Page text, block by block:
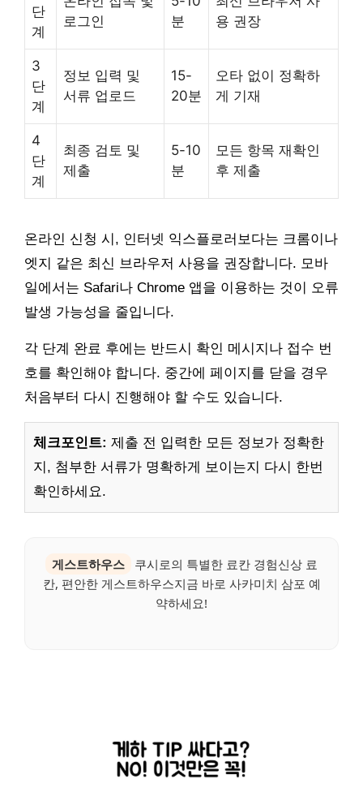
단
계
로그인
분
용 권장
3
단
계
정보 입력 및
서류 업로드
15-
20분
오타 없이 정확하
게 기재
4
단
계
최종 검토 및
제출
5-10
분
모든 항목 재확인
후 제출
온라인 신청 시, 인터넷 익스플로러보다는 크롬이나
엣지 같은 최신 브라우저 사용을 권장합니다. 모바
일에서는 Safari나 Chrome 앱을 이용하는 것이 오류
발생 가능성을 줄입니다.
각 단계 완료 후에는 반드시 확인 메시지나 접수 번
호를 확인해야 합니다. 중간에 페이지를 닫을 경우
처음부터 다시 진행해야 할 수도 있습니다.
체크포인트: 제출 전 입력한 모든 정보가 정확한
지, 첨부한 서류가 명확하게 보이는지 다시 한번
확인하세요.
게스트하우스
쿠시로의 특별한 료칸 경험신상 료
칸, 편안한 게스트하우스지금 바로 사카미치 삼포 예
약하세요!